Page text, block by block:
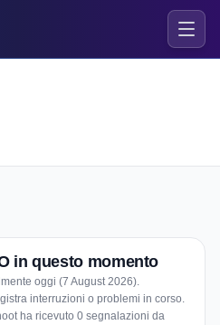
in questo momento
oggi (7 August 2026).
interruzioni o problemi in corso.
ha ricevuto 0 segnalazioni da